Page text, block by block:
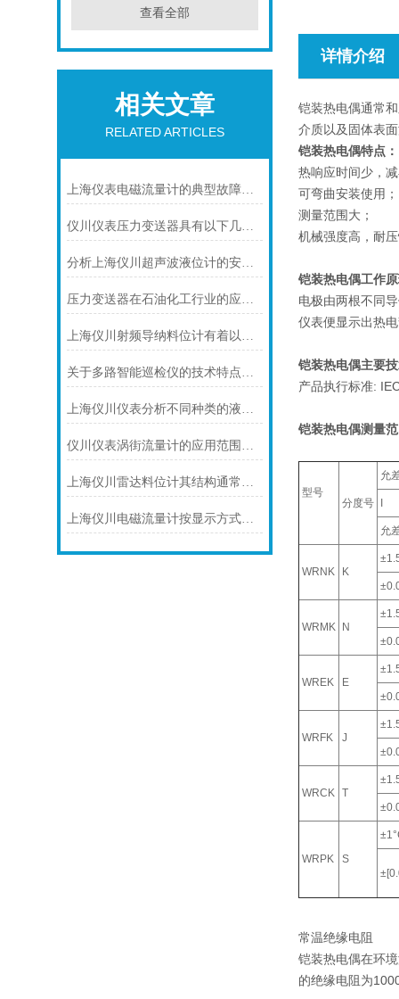
查看全部
相关文章
RELATED ARTICLES
上海仪表电磁流量计的典型故障诊断及处理方法
仪川仪表压力变送器具有以下几大技术特点
分析上海仪川超声波液位计的安装原理
压力变送器在石油化工行业的应用说明
上海仪川射频导纳料位计有着以下几大技术特点
关于多路智能巡检仪的技术特点，你怎么看呢？
上海仪川仪表分析不同种类的液位变送器
仪川仪表涡街流量计的应用范围主要包括以下几个方面
上海仪川雷达料位计其结构通常由以下部分组成
上海仪川电磁流量计按显示方式分类
详情介绍
铠装热电偶通常
介质以及固体表
铠装热电偶特点：
热响应时间少，
可弯曲安装使用；
测量范围大；
机械强度高，耐
铠装热电偶工作
电极由两根不同
仪表便显示出热
铠装热电偶主要
产品执行标准:
铠装热电偶测量
型号
分度号
允
允
WRNK K
WRMK N
WREK E
WRFK J
WRCK T
WRPK S
常温绝缘电阻
铠装热电偶在环
的绝缘电阻为